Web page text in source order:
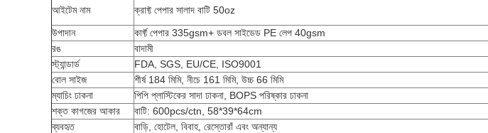
আইটেম নাম
ক্রাফ্ট পেপার সালাদ বাটি 50oz
উপাদান
কার্ফ্ট পেপার 335gsm+ ডবল সাইডেড PE লেপ 40gsm
রঙ
বাদামী
স্ট্যান্ডার্ড
FDA, SGS, EU/CE, ISO9001
বোল সাইজ
শীর্ষ 184 মিমি, নীচে 161 মিমি, উচ্চ 66 মিমি
ম্যাচিং ঢাকনা
পিপি প্লাস্টিকের সাদা ঢাকনা, BOPS পরিষ্কার ঢাকনা
শক্ত কাগজের আকার
বাটি: 600pcs/ctn, 58*39*64cm
ব্যবহৃত
বাড়ি, হোটেল, বিবাহ, রেস্তোরাঁ এবং অন্যান্য